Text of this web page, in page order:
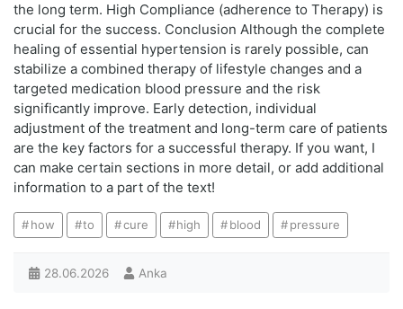
the long term. High Compliance (adherence to Therapy) is
crucial for the success. Conclusion Although the complete
healing of essential hypertension is rarely possible, can
stabilize a combined therapy of lifestyle changes and a
targeted medication blood pressure and the risk
significantly improve. Early detection, individual
adjustment of the treatment and long-term care of patients
are the key factors for a successful therapy. If you want, I
can make certain sections in more detail, or add additional
information to a part of the text!
how to cure high blood pressure
28.06.2026 Anka